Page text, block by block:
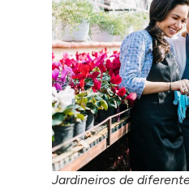
Jardineiros de